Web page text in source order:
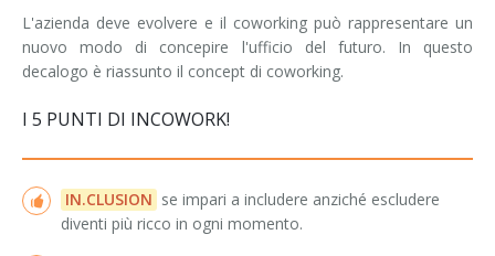
L'azienda deve evolvere e il coworking può rappresentare un
nuovo modo di concepire l'ufficio del futuro. In questo
decalogo è riassunto il concept di coworking.
I 5 PUNTI DI INCOWORK!
IN.CLUSION se impari a includere anziché escludere
diventi più ricco in ogni momento.